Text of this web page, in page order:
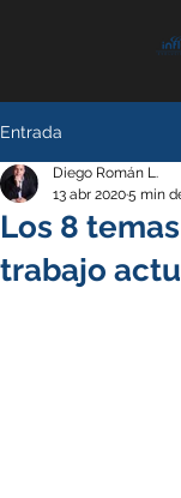
Entrada
Los 8
trabajo
Diego Román L.
13 abr 20205 min